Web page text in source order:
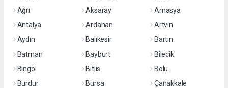
Ağrı
Aksaray
Amasya
Antalya
Ardahan
Artvin
Aydın
Balıkesir
Bartın
Batman
Bayburt
Bilecik
Bingöl
Bitlis
Bolu
Burdur
Bursa
Çanakkale